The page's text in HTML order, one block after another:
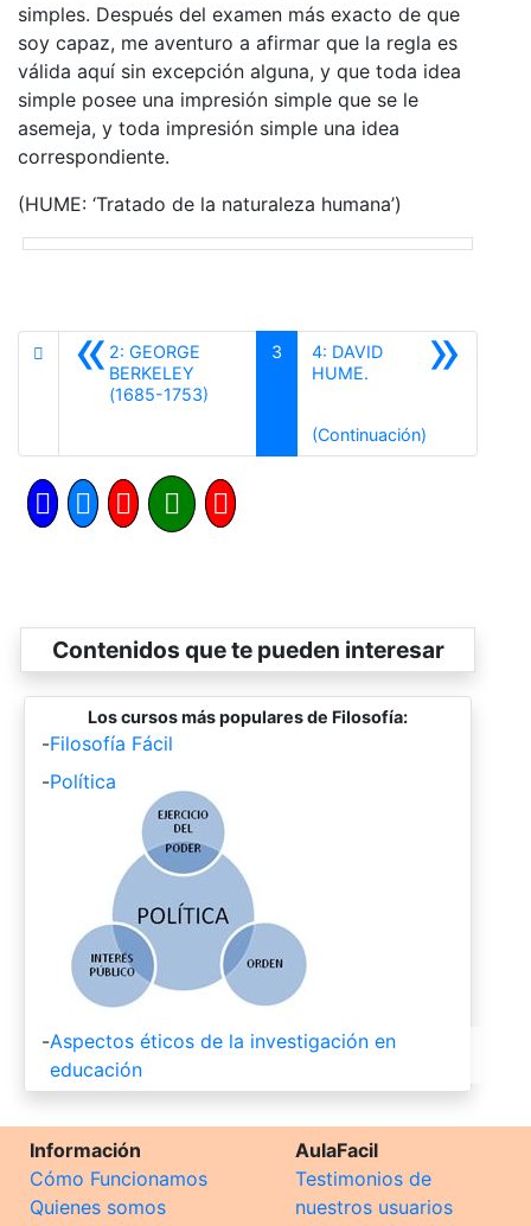
simples. Después del examen más exacto de que
soy capaz, me aventuro a afirmar que la regla es
válida aquí sin excepción alguna, y que toda idea
simple posee una impresión simple que se le
asemeja, y toda impresión simple una idea
correspondiente.
(HUME: ‘Tratado de la naturaleza humana’)
«2: GEORGE
BERKELEY
(1685-1753)
3 »
4: DAVID
HUME.
(Continuación)
Contenidos que te pueden interesar
Los cursos más populares de Filosofía:
-Filosofía Fácil
-Política
-Aspectos éticos de la investigación en
educación
Información
Cómo Funcionamos
Quienes somos
AulaFacil
Testimonios de
nuestros usuarios